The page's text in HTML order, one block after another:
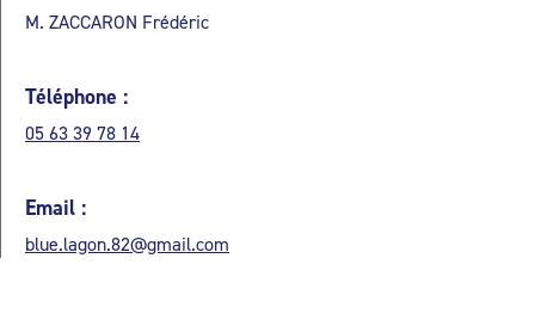
M. ZACCARON Frédéric
Téléphone :
05 63 39 78 14
Email :
blue.lagon.82@gmail.com